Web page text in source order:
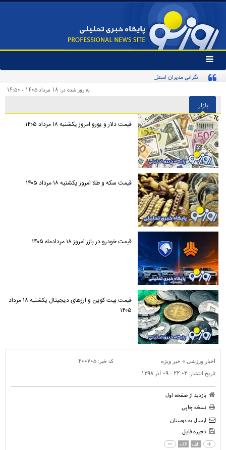
تغییر
وضعیت
منوی
ها
نگرانی مدیران استقلال از هشدار آسانی
به روز شده در: ۱۸ مرداد ۱۴۰۵ - ۱۴:۵۰
بازار
قیمت دلار و یورو امروز یکشنبه ۱۸ مرداد ۱۴۰۵
قیمت سکه و طلا امروز یکشنبه ۱۸ مرداد ۱۴۰۵
قیمت خودرو در بازر امروز ۱۸ مردادماه ۱۴۰۵
قیمت بیت کوین و ارز‌های دیجیتال یکشنبه ۱۸ مرداد
۱۴۰۵
اخبار ورزشی » خبر ویژه کد خبر: ۴۰۰۷۰۵
تاریخ انتشار: ۲۲:۰۳ - ۰۹ آذر ۱۳۹۸
بازدید از صفحه اول
نسخه چاپی
ارسال به دوستان
ذخیره فایل
الف الف